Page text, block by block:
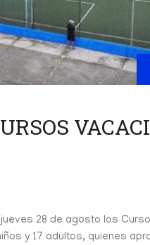
28 de agosto los
y 17 adultos, quienes